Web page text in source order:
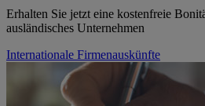
Erhalten Sie jetzt eine kostenfreie
ausländisches Unternehmen
Internationale Firmenauskünfte